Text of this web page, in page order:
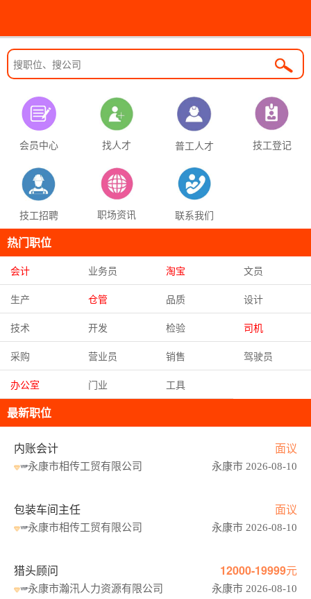
会员中心 找人才 普工人才 技工登记
技工招聘 职场资讯 联系我们
热门职位
会计 业务员 淘宝 文员
生产 仓管 品质 设计
技术 开发 检验 司机
采购 营业员 销售 驾驶员
办公室 门业 工具
最新职位
内账会计 面议
永康市相传工贸有限公司 永康市 2026-08-10
包装车间主任 面议
永康市相传工贸有限公司 永康市 2026-08-10
猎头顾问 12000-19999元
永康市瀚汛人力资源有限公司 永康市 2026-08-10